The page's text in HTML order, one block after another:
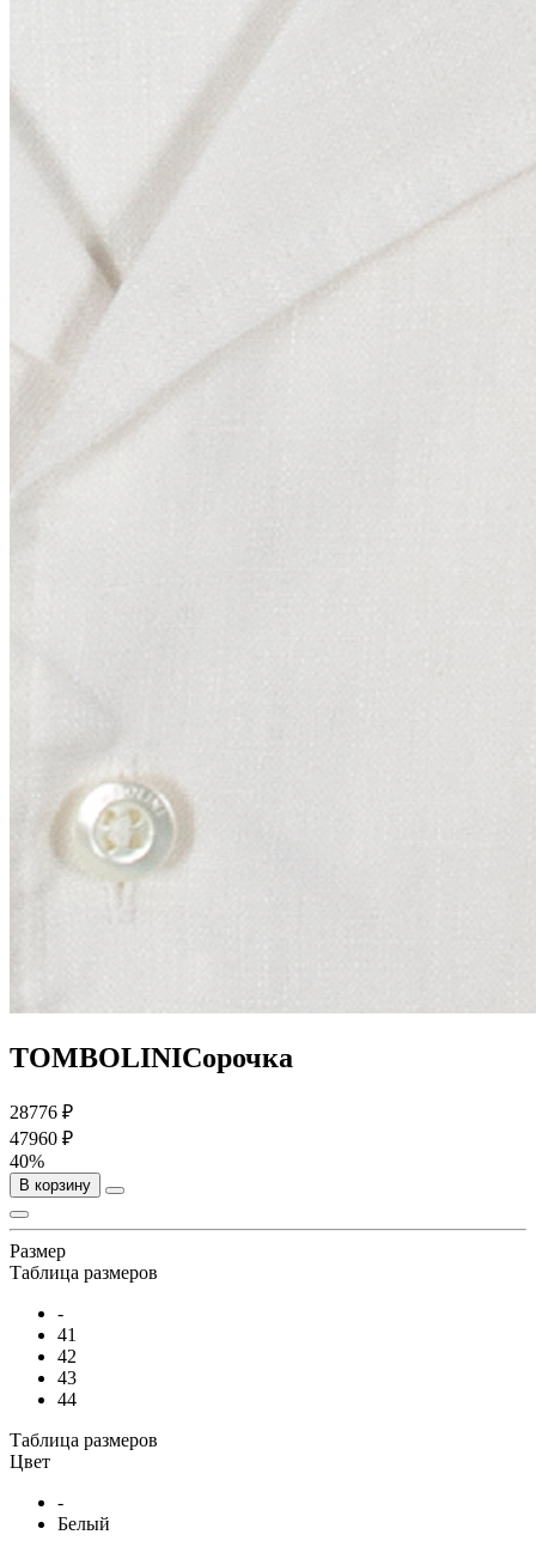
TOMBOLINIСорочка
28776 ₽
47960 ₽
40%
В корзину
Размер
Таблица размеров
-
41
42
43
44
Таблица размеров
Цвет
-
Белый